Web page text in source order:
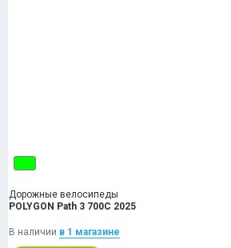
Дорожные велосипеды
POLYGON Path 3 700C 2025
В наличии в 1 магазинe